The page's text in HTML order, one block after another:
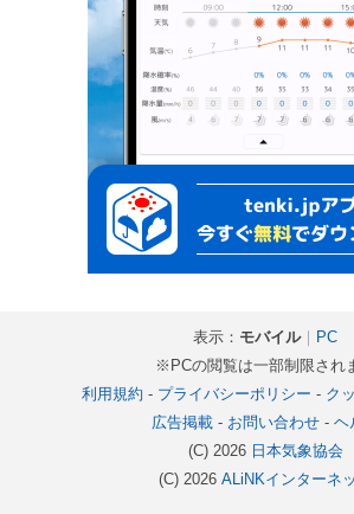
表示： モバイル｜ PC
※PCの閲覧は一部制限され
利用規約 - プライバシーポリシー - ク
広告掲載- お問い合わせ- ヘ
(C) 2026 日本気象協会
(C) 2026 ALiNKインターネ